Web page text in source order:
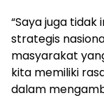
“Saya juga
strategis
masyarakat
kita memiliki
dalam